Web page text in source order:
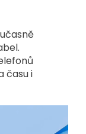
času i